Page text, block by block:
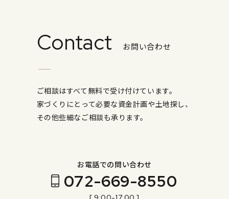
Contact お問い合わせ
ご相談はすべて無料で受け付けています。
家づくりにとって必要な資金計画や土地探し、
その他些細なご相談も承ります。
お電話での問い合わせ
072-669-8550